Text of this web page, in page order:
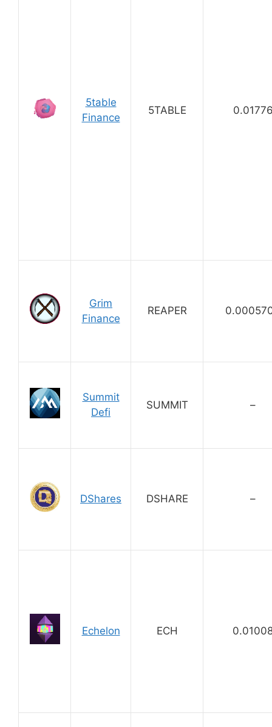
5table
Finance
5TABLE
Grim
Finance
REAPER
Summit
Defi
SUMMIT –
DShares DSHARE –
Echelon ECH